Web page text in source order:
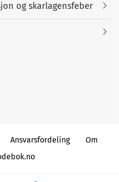
og skarlagensfeber
Ansvarsfordeling
Om